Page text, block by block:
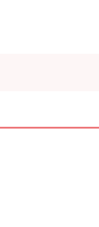
ここからサイト内共通
サイト内共通メニュー